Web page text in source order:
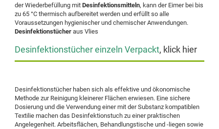
der Wiederbefüllung mit Desinfektionsmitteln, kann der Eimer bei bis
zu 65 °C thermisch aufbereitet werden und erfüllt so alle
Voraussetzungen hygienischer und chemischer Anwendungen.
Desinfektionstücher aus Vlies
Desinfektionstücher einzeln Verpackt, klick hier
Desinfektionstücher haben sich als effektive und ökonomische
Methode zur Reinigung kleinerer Flächen erwiesen. Eine sichere
Dosierung und die Verwendung einer mit der Substanz kompatiblen
Textilie machen das Desinfektionstuch zu einer praktischen
Angelegenheit. Arbeitsflächen, Behandlungstische und -liegen sowie